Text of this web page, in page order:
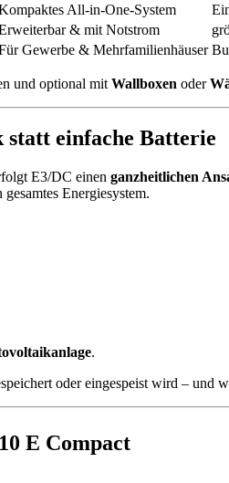
All-in-One-System
& mit Notstrom
Gewerbe & Mehrfamilienhäuser
und optional mit Wallboxen oder
einfache Batterie
E3/DC einen ganzheitlichen
Energiesystem.
.
oder eingespeist wird –
E Compact